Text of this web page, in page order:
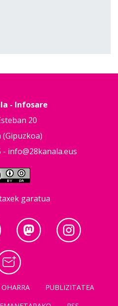
- Infosare
20
(Gipuzkoa)
- info@28kanala.eus
garatua
OHARRA
PUBLIZITATEA